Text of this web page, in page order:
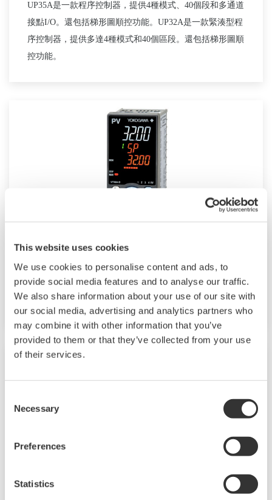
This website uses cookies
We use cookies to personalise content and ads, to
provide social media features and to analyse our traffic.
We also share information about your use of our site with
our social media, advertising and analytics partners who
may combine it with other information that you’ve
provided to them or that they’ve collected from your use
of their services.
Selection
Necessary
Preferences
Statistics
UP35A是一款程序控制器，提供4種模式、40個段和多通道
接點I/O。還包括梯形圖順控功能。UP32A是一款緊湊型程
序控制器，提供多達4種模式和40個區段。還包括梯形圖順
控功能。
UT32A-D
UT32A-D 是一款緊湊型數字指示控制器，帶可選的2 回路
控制，還包括梯形圖順控功能。